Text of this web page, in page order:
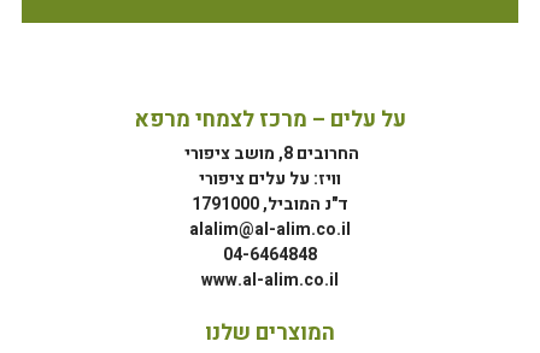
על עלים – מרכז לצמחי מרפא
החרובים 8, מושב ציפורי
וויז: על עלים ציפורי
ד"נ המוביל, 1791000
alalim@al-alim.co.il
04-6464848
www.al-alim.co.il
המוצרים שלנו